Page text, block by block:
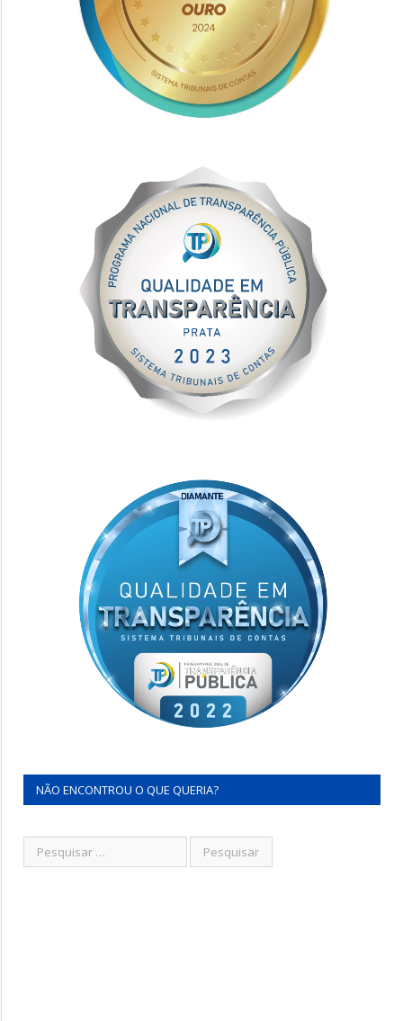
NÃO ENCONTROU O QUE QUERIA?